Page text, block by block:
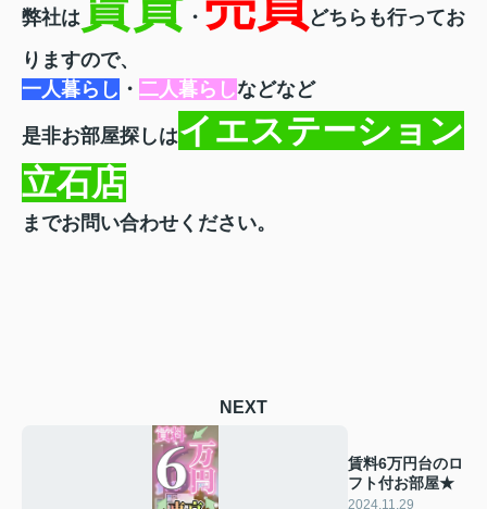
弊社は ・
どちらも行ってお
りますので、
一人暮らし ・ 二人暮らしなどなど
是非お部屋探しはイエステーション
立石店
までお問い合わせください。
NEXT
賃料6万円台のロ
フト付お部屋★
2024.11.29